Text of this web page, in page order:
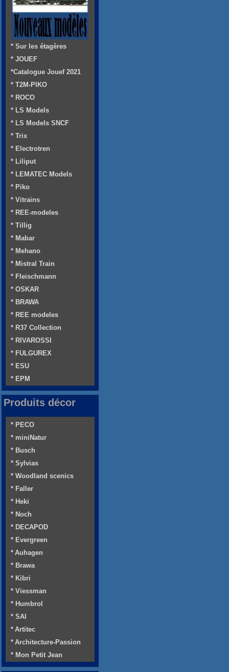
* Sur les étagères
* JOUEF
*Catalogue Jouef 2021
* T2M-PIKO
* ROCO
* LS Models
* LS Models SNCF
* Trix
* Electrotren
* Liliput
* LEMATEC Models
* Piko
* Vitrains
* REE-modeles
* Tillig
* Mabar
* Mehano
* Mistral Train
* Fleischmann
* OSKAR
* BRAWA
* REE modeles
* R37 Collection
* RIVAROSSI
* FULGUREX
* ESU
* EPM
Produits décor
* PECO
* miniNatur
* Busch
* Sylvias
* Woodland scenics
* Faller
* Heki
* Noch
* DECAPOD
* Evergreen
* Auhagen
* Brawa
* Kibri
* Viessman
* Humbrol
* SAI
* Artitec
* Architecture-Passion
* Mon Petit Jean